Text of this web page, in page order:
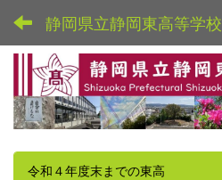
静岡県立静岡東高等学校
令和４年度末までの東高